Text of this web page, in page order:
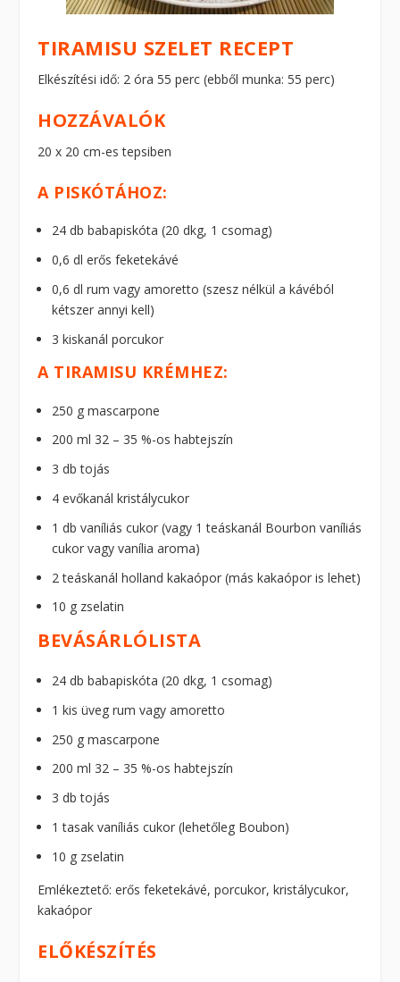
TIRAMISU SZELET RECEPT
Elkészítési idő: 2 óra 55 perc (ebből munka: 55 perc)
HOZZÁVALÓK
20 x 20 cm-es tepsiben
A PISKÓTÁHOZ:
24 db babapiskóta (20 dkg, 1 csomag)
0,6 dl erős feketekávé
0,6 dl rum vagy amoretto (szesz nélkül a kávéból
kétszer annyi kell)
3 kiskanál porcukor
A TIRAMISU KRÉMHEZ:
250 g mascarpone
200 ml 32 – 35 %-os habtejszín
3 db tojás
4 evőkanál kristálycukor
1 db vaníliás cukor (vagy 1 teáskanál Bourbon vaníliás
cukor vagy vanília aroma)
2 teáskanál holland kakaópor (más kakaópor is lehet)
10 g zselatin
BEVÁSÁRLÓLISTA
24 db babapiskóta (20 dkg, 1 csomag)
1 kis üveg rum vagy amoretto
250 g mascarpone
200 ml 32 – 35 %-os habtejszín
3 db tojás
1 tasak vaníliás cukor (lehetőleg Boubon)
10 g zselatin
Emlékeztető: erős feketekávé, porcukor, kristálycukor,
kakaópor
ELŐKÉSZÍTÉS